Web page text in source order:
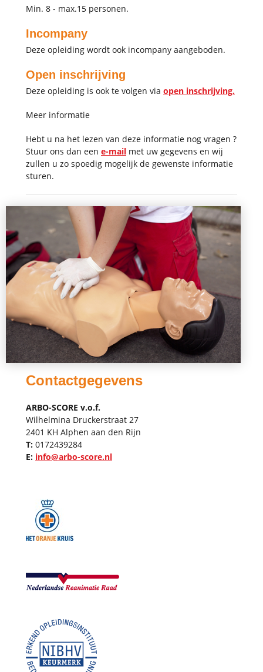
Min. 8 - max.15 personen.
Incompany
Deze opleiding wordt ook incompany aangeboden.
Open inschrijving
Deze opleiding is ook te volgen via open inschrijving.
Meer informatie
Hebt u na het lezen van deze informatie nog vragen ?
Stuur ons dan een e-mail met uw gegevens en wij
zullen u zo spoedig mogelijk de gewenste informatie
sturen.
Contactgegevens
ARBO-SCORE v.o.f.
Wilhelmina Druckerstraat 27
2401 KH Alphen aan den Rijn
T: 0172439284
E: info@arbo-score.nl